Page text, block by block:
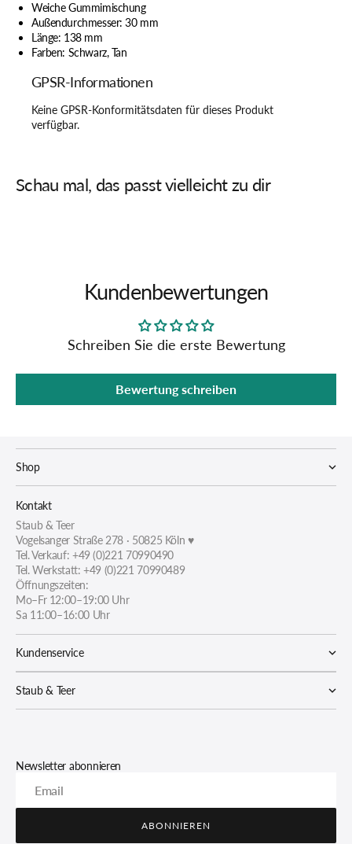
Weiche Gummimischung
Außendurchmesser: 30 mm
Länge: 138 mm
Farben: Schwarz, Tan
GPSR-Informationen
Keine GPSR-Konformitätsdaten für dieses Produkt
verfügbar.
Schau mal, das passt vielleicht zu dir
Kundenbewertungen
Schreiben Sie die erste Bewertung
Bewertung schreiben
Shop
Kontakt
Staub & Teer
Vogelsanger Straße 278 · 50825 Köln ♥
Tel. Verkauf: +49 (0)221 70990490
Tel. Werkstatt: +49 (0)221 70990489
Öffnungszeiten:
Mo–Fr 12:00–19:00 Uhr
Sa 11:00–16:00 Uhr
Kundenservice
Staub & Teer
Newsletter abonnieren
Email
ABONNIEREN